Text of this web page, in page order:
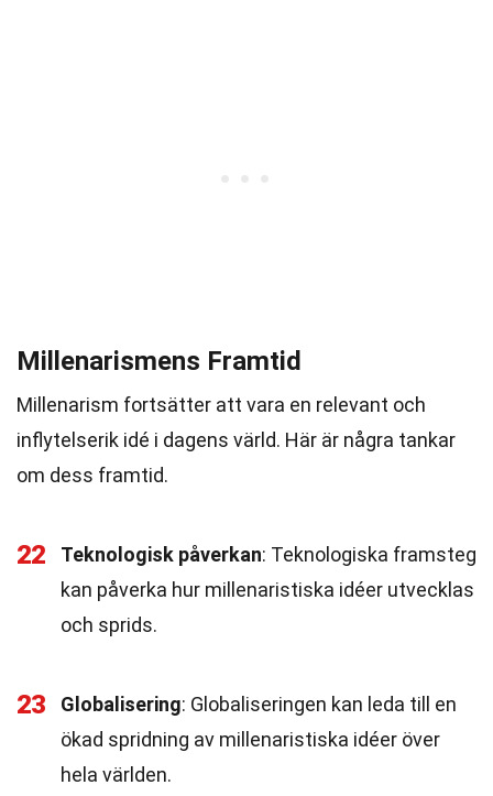
Millenarismens Framtid
Millenarism fortsätter att vara en relevant och
inflytelserik idé i dagens värld. Här är några tankar
om dess framtid.
22 Teknologisk påverkan: Teknologiska framsteg
kan påverka hur millenaristiska idéer utvecklas
och sprids.
23 Globalisering: Globaliseringen kan leda till en
ökad spridning av millenaristiska idéer över
hela världen.